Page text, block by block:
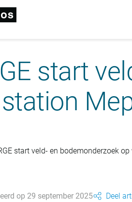
start
start veld- en bodemonderzoek
op 29 september 2025 Deel